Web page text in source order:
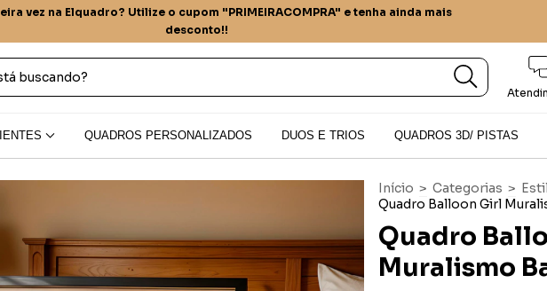
vez na Elquadro? Utilize o cupom "PRIMEIRACOMPRA" e tenha ainda mais
desconto!!
QUADROS PERSONALIZADOS DUOS E TRIOS QUADROS 3D/ PISTAS
Início > Categorias >
Quadro Balloon Girl
Quadro
Muralismo